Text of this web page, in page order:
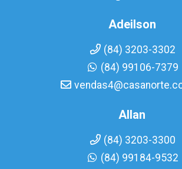
Adeilson
(84) 3203-3302
(84) 99106-7379
Allan
(84) 3203-3300
(84) 99184-9532